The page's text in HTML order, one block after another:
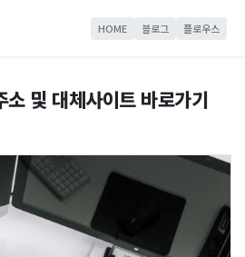
HOME 블로그 플로우스
및 대체사이트 바로가기